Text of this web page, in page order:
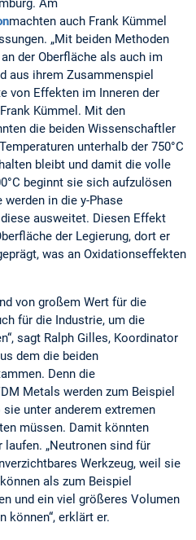
Am
machten auch Frank Kümmel
„Mit beiden Methoden
der Oberfläche als auch im
aus ihrem Zusammenspiel
von Effekten im Inneren der
Kümmel. Mit den
die beiden Wissenschaftler
unterhalb der 750°C
bleibt und damit die volle
beginnt sie sich aufzulösen
werden in die y-Phase
ausweitet. Diesen Effekt
der Legierung, dort er
was an Oxidationseffekten
von großem Wert für die
für die Industrie, um die
sagt Ralph Gilles, Koordinator
dem die beiden
Denn die
Metals werden zum Beispiel
unter anderem extremen
müssen. Damit könnten
„Neutronen sind für
Werkzeug, weil sie
als zum Beispiel
und ein viel größeres Volumen
können“, erklärt er.